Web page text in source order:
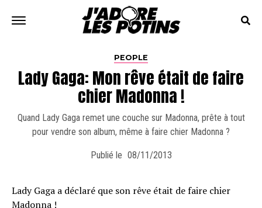
PEOPLE
Lady Gaga: Mon rêve était de faire
chier Madonna !
Quand Lady Gaga remet une couche sur Madonna, prête à tout
pour vendre son album, même à faire chier Madonna ?
Publié le 08/11/2013
Lady Gaga a déclaré que son rêve était de faire chier
Madonna !